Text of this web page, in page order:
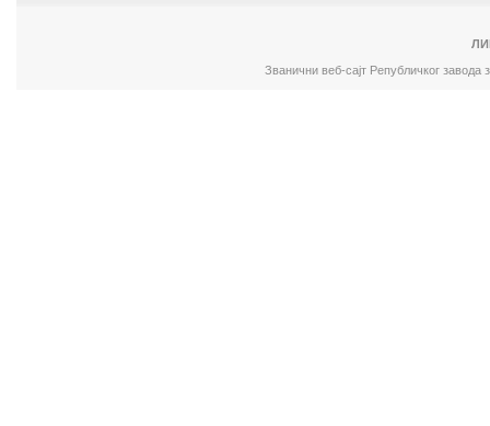
Званични веб-сајт Републичког